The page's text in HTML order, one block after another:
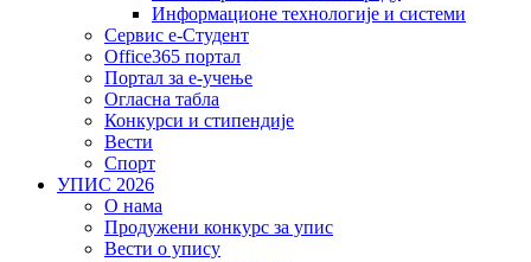
Информационе технологије и системи
Сервис е-Студент
Office365 портал
Портал за е-учење
Огласна табла
Конкурси и стипендије
Вести
Спорт
УПИС 2026
О нама
Продужени конкурс за упис
Вести о упису